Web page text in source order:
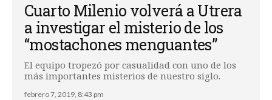
Cuarto Milenio volverá a Utrera
a investigar el misterio de los
“mostachones menguantes”
El equipo tropezó por casualidad con uno de los
más importantes misterios de nuestro siglo.
febrero 7, 2019, 8:43 pm